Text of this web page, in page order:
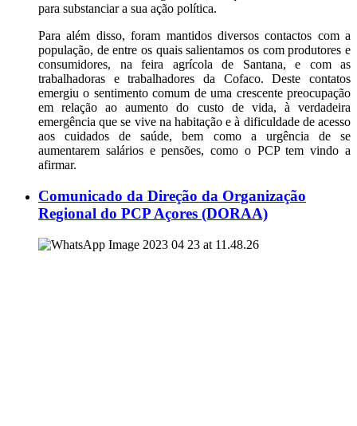
para substanciar a sua ação política.
Para além disso, foram mantidos diversos contactos com a
população, de entre os quais salientamos os com produtores e
consumidores, na feira agrícola de Santana, e com as
trabalhadoras e trabalhadores da Cofaco. Deste contatos
emergiu o sentimento comum de uma crescente preocupação
em relação ao aumento do custo de vida, à verdadeira
emergência que se vive na habitação e à dificuldade de acesso
aos cuidados de saúde, bem como a urgência de se
aumentarem salários e pensões, como o PCP tem vindo a
afirmar.
Comunicado da Direção da Organização
Regional do PCP Açores (DORAA)